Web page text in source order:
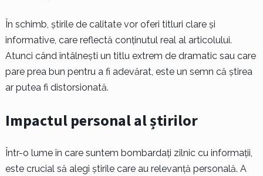
În schimb, știrile de calitate vor oferi titluri clare și
informative, care reflectă conținutul real al articolului.
Atunci când întâlnești un titlu extrem de dramatic sau care
pare prea bun pentru a fi adevărat, este un semn că știrea
ar putea fi distorsionată.
Impactul personal al știrilor
Într-o lume în care suntem bombardați zilnic cu informații,
este crucial să alegi știrile care au relevanță personală. A